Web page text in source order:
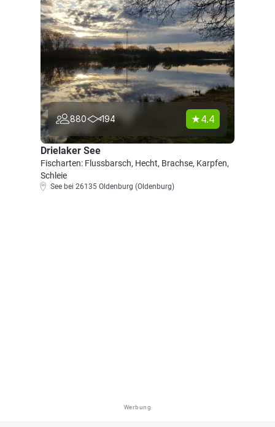
880 194 4.4
Drielaker See
Fischarten: Flussbarsch, Hecht, Brachse, Karpfen,
Schleie
See bei 26135 Oldenburg (Oldenburg)
Werbung